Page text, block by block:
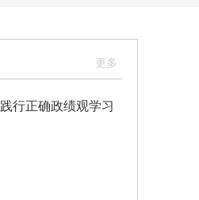
行正确政绩观学习